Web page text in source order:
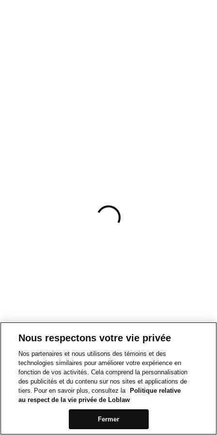
Nous respectons votre vie privée
Nos partenaires et nous utilisons des témoins et des
technologies similaires pour améliorer votre expérience en
fonction de vos activités. Cela comprend la personnalisation
des publicités et du contenu sur nos sites et applications de
tiers. Pour en savoir plus, consultez la
Politique relative
au respect de la vie privée de Loblaw
Fermer